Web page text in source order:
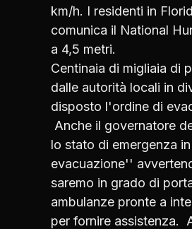
km/h. I residenti in
comunica il National
a 4,5 metri.
Centinaia di migliaia di
dalle autorità locali in
disposto l'ordine di
Anche il governatore
lo stato di emergenza
evacuazione''
saremo in grado di
ambulanze pronte a
per fornire assistenza.